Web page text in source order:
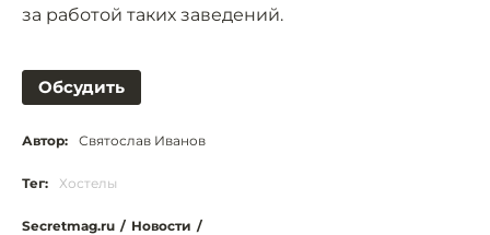
за работой таких заведений.
Обсудить
Автор: Святослав Иванов
Тег: Хостелы
Secretmag.ru / Новости /